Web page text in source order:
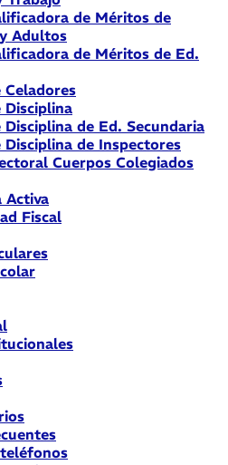
de Méritos de
Adultos
de Méritos de Ed.
de Ed. Secundaria
de Inspectores
Cuerpos Colegiados
Activa
Fiscal